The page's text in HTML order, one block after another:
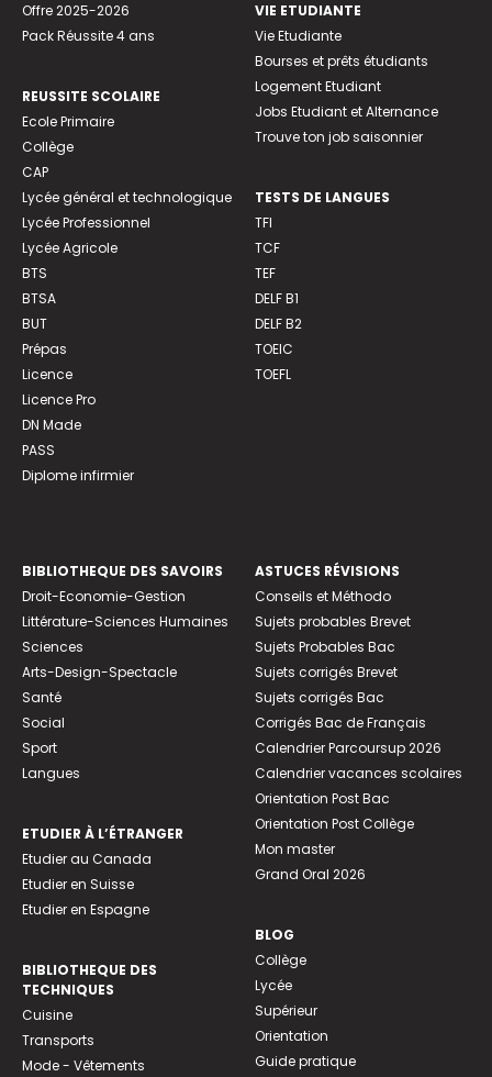
Offre 2025-2026
Pack Réussite 4 ans
REUSSITE SCOLAIRE
Ecole Primaire
Collège
CAP
Lycée général et technologique
Lycée Professionnel
Lycée Agricole
BTS
BTSA
BUT
Prépas
Licence
Licence Pro
DN Made
PASS
Diplome infirmier
VIE ETUDIANTE
Vie Etudiante
Bourses et prêts étudiants
Logement Etudiant
Jobs Etudiant et Alternance
Trouve ton job saisonnier
TESTS DE LANGUES
TFI
TCF
TEF
DELF B1
DELF B2
TOEIC
TOEFL
BIBLIOTHEQUE DES SAVOIRS
Droit-Economie-Gestion
Littérature-Sciences Humaines
Sciences
Arts-Design-Spectacle
Santé
Social
Sport
Langues
ETUDIER À L’ÉTRANGER
Etudier au Canada
Etudier en Suisse
Etudier en Espagne
BIBLIOTHEQUE DES
TECHNIQUES
Cuisine
Transports
Mode - Vêtements
ASTUCES RÉVISIONS
Conseils et Méthodo
Sujets probables Brevet
Sujets Probables Bac
Sujets corrigés Brevet
Sujets corrigés Bac
Corrigés Bac de Français
Calendrier Parcoursup 2026
Calendrier vacances scolaires
Orientation Post Bac
Orientation Post Collège
Mon master
Grand Oral 2026
BLOG
Collège
Lycée
Supérieur
Orientation
Guide pratique